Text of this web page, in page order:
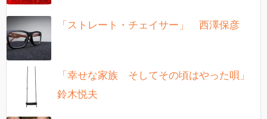
「ストレート・チェイサー」 西澤保彦
「幸せな家族 そしてその頃はやった唄」
鈴木悦夫